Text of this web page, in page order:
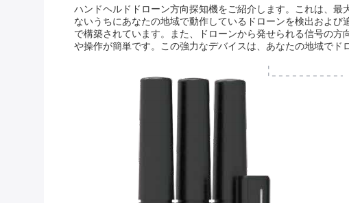
ハンドヘルドドローン方向探知機をご紹介します。これは、
ないうちにあなたの地域で動作しているドローンを検出およ
で構築されています。また、ドローンから発せられる信号の
や操作が簡単です。この強力なデバイスは、あなたの地域でド